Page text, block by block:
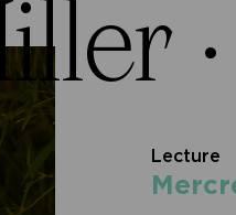
·
Lecture